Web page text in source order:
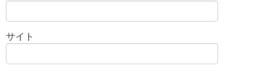
サイト